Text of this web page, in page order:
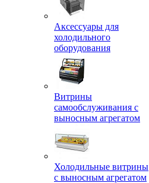
Аксессуары для
холодильного
оборудования
Витрины
самообслуживания с
выносным агрегатом
Холодильные витрины
с выносным агрегатом